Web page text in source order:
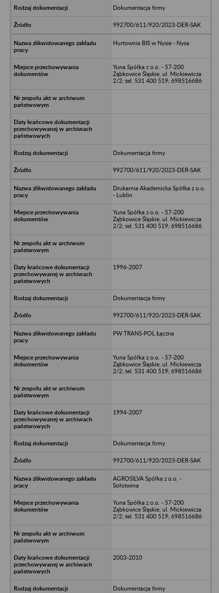
Dokumentacja firmy
992700/611/920/2023-DER-SAK
Hurtownia BIS w Nysie - Nysa
Yuna Spółka z o.o. - 57-200
Ząbkowice Śląskie, ul. Mickiewicza
2/2; tel. 531 400 519; 698516686
Dokumentacja firmy
992700/611/920/2023-DER-SAK
Drukarnia Akademicka Spółka z o.o.
- Lublin
Yuna Spółka z o.o. - 57-200
Ząbkowice Śląskie, ul. Mickiewicza
2/2; tel. 531 400 519; 698516686
1996-2007
Dokumentacja firmy
992700/611/920/2023-DER-SAK
PW TRANS-POL Łączna
Yuna Spółka z o.o. - 57-200
Ząbkowice Śląskie, ul. Mickiewicza
2/2; tel. 531 400 519; 698516686
1994-2007
Dokumentacja firmy
992700/611/920/2023-DER-SAK
AGROSILVA Spółka z o.o. -
Sołotwina
Yuna Spółka z o.o. - 57-200
Ząbkowice Śląskie, ul. Mickiewicza
2/2; tel. 531 400 519; 698516686
2003-2010
Dokumentacja firmy